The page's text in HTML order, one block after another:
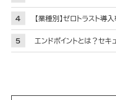
【業種別】ゼロトラスト
エンドポイントとは？セ